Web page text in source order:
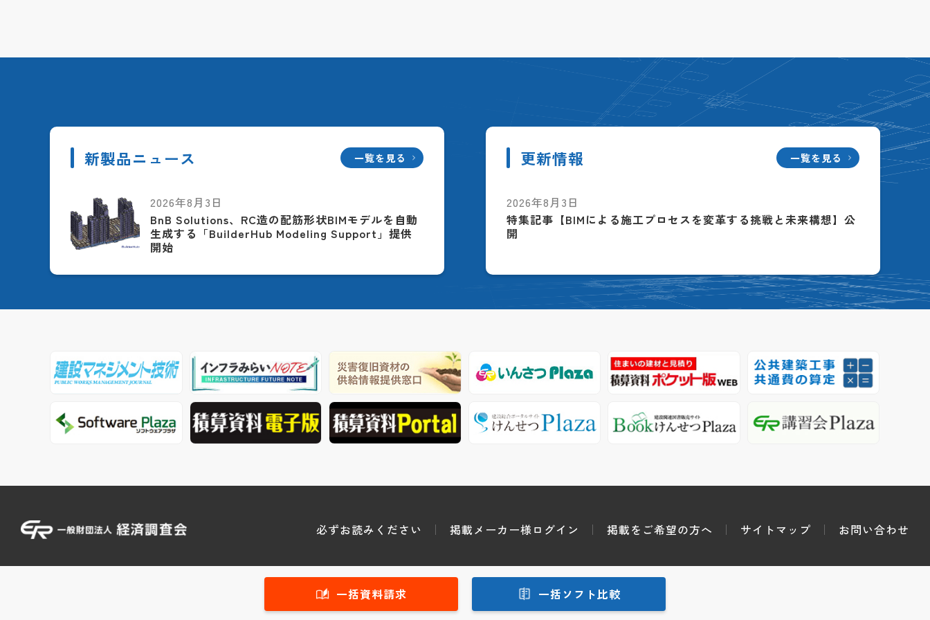
新製品ニュース 一覧を見る
2026年8月3日
BnB Solutions、RC造の配筋形状BIMモデルを自動
生成する「BuilderHub Modeling Support」提供
開始
更新情報 一覧を見る
2026年8月3日
特集記事【BIMによる施工プロセスを変革する挑戦と未来構想】公
開
一括資料請求 一括ソフト比較
必ずお読みください 掲載メーカー様ログイン 掲載をご希望の方へ サイトマップ お問い合わせ
Copyright © 2001-2026.